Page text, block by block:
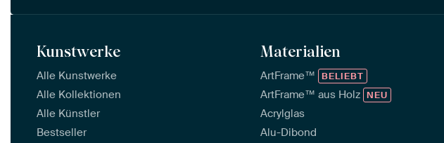
Kunstwerke
Alle Kunstwerke
Alle Kollektionen
Alle Künstler
Bestseller
Materialien
ArtFrame™ BELIEBT
ArtFrame™ aus Holz NEU
Acrylglas
Alu-Dibond